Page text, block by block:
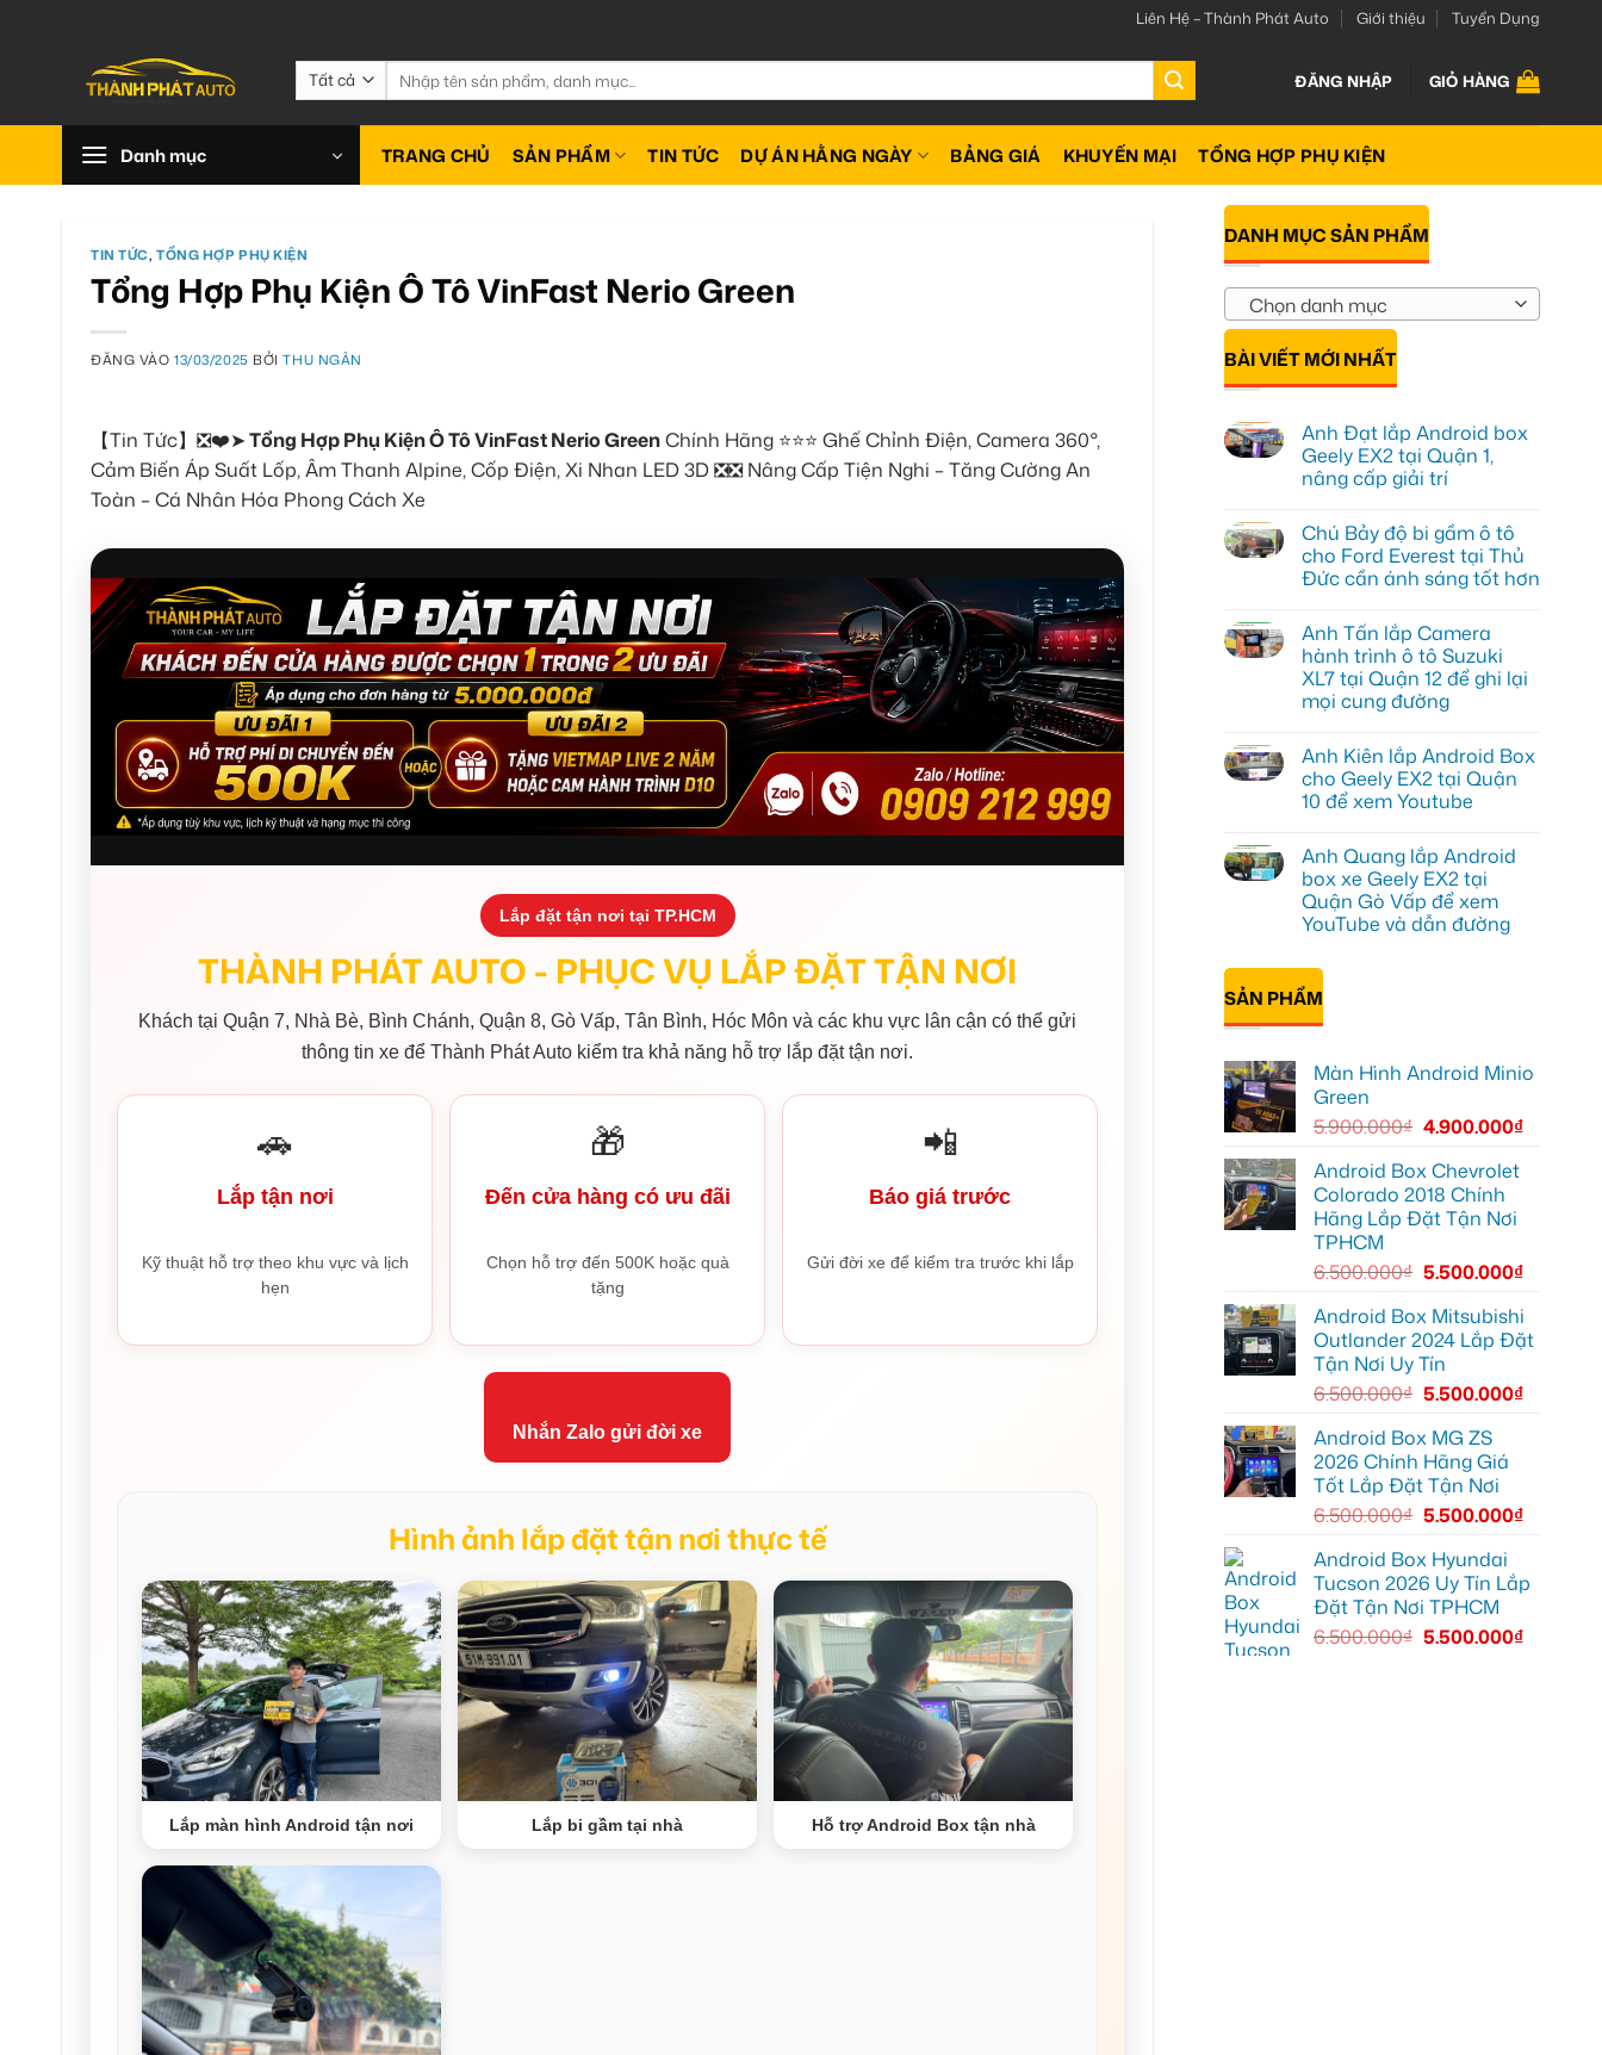
Liên Hệ – Thành Phát Auto Giới thiệu Tuyển Dụng
Tìm
kiếm:
ĐĂNG NHẬP GIỎ HÀNG
Danh mục TRANG CHỦ SẢN PHẨM TIN TỨC DỰ ÁN HẰNG NGÀY BẢNG GIÁ KHUYẾN MẠI TỔNG HỢP PHỤ KIỆN
TIN TỨC,TỔNG HỢP PHỤ KIỆN
Tổng Hợp Phụ Kiện Ô Tô VinFast Nerio Green
ĐĂNG VÀO13/03/2025 BỞITHU NGÂN
【Tin Tức】❎❤️➤Tổng Hợp Phụ Kiện Ô Tô VinFast Nerio GreenChính Hãng ⭐⭐⭐ Ghế Chỉnh Điện, Camera 360°,
Cảm Biến Áp Suất Lốp, Âm Thanh Alpine, Cốp Điện, Xi Nhan LED 3D ❎❎ Nâng Cấp Tiện Nghi – Tăng Cường An
Toàn – Cá Nhân Hóa Phong Cách Xe
Lắp đặt tận nơi tại TP.HCM
THÀNH PHÁT AUTO - PHỤC VỤ LẮP ĐẶT TẬN NƠI
Khách tại Quận 7, Nhà Bè, Bình Chánh, Quận 8, Gò Vấp, Tân Bình, Hóc Môn và các khu vực lân cận có thể gửi
thông tin xe để Thành Phát Auto kiểm tra khả năng hỗ trợ lắp đặt tận nơi.
🚗
Lắp tận nơi
Kỹ thuật hỗ trợ theo khu vực và lịch
hẹn
🎁
Đến cửa hàng có ưu đãi
Chọn hỗ trợ đến 500K hoặc quà
tặng
📲
Báo giá trước
Gửi đời xe để kiểm tra trước khi lắp
Nhắn Zalo gửi đời xe
Hình ảnh lắp đặt tận nơi thực tế
Lắp màn hình Android tận nơi Lắp bi gầm tại nhà Hỗ trợ Android Box tận nhà
DANH MỤC SẢN PHẨM
Chọn danh mục
BÀI VIẾT MỚI NHẤT
Anh Đạt lắp Android box
Geely EX2 tại Quận 1,
nâng cấp giải trí
bình
luận
ở
Anh
Android
box
Geely
EX2
tại
Quận
cấp
giải
trí
Chú Bảy độ bi gầm ô tô
cho Ford Everest tại Thủ
Đức cần ánh sáng tốt hơn
bình
luận
ở
Chú
Bảy
độ
ô
tô
cho
Ford
Thủ
Đức
cần
ánh
sáng
tốt
Anh Tấn lắp Camera
hành trình ô tô Suzuki
XL7 tại Quận 12 để ghi lại
mọi cung đường
bình
luận
ở
Anh
Camera
hành
trình
ô
tô
Suzuki
Quận
12
để
ghi
cung
đường
Anh Kiên lắp Android Box
cho Geely EX2 tại Quận
10 để xem Youtube
bình
luận
ở
Anh
Kiên
lắp
Box
Geely
EX2
tại
xem
Youtube
Anh Quang lắp Android
box xe Geely EX2 tại
Quận Gò Vấp để xem
YouTube và dẫn đường
có
luận
ở
Anh
Android
box
Geely
EX2
Quận
Gò
Vấp
xem
YouTube
dẫn
SẢN PHẨM
Màn Hình Android Minio
Green
5.900.000₫ 4.900.000₫
Android Box Chevrolet
Colorado 2018 Chính
Hãng Lắp Đặt Tận Nơi
TPHCM
6.500.000₫ 5.500.000₫
Android Box Mitsubishi
Outlander 2024 Lắp Đặt
Tận Nơi Uy Tín
6.500.000₫ 5.500.000₫
Android Box MG ZS
2026 Chính Hãng Giá
Tốt Lắp Đặt Tận Nơi
6.500.000₫ 5.500.000₫
Android Box Hyundai
Tucson 2026 Uy Tín Lắp
Đặt Tận Nơi TPHCM
6.500.000₫ 5.500.000₫